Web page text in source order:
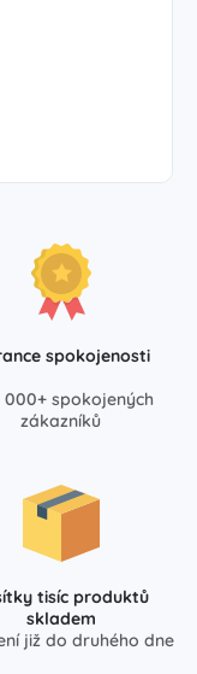
spokojenosti
000+ spokojených
zákazníků
tisíc produktů
skladem
již do druhého dne